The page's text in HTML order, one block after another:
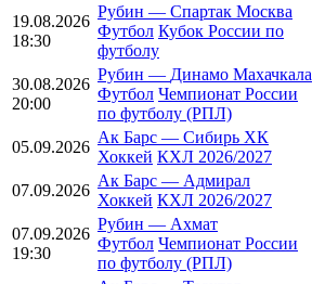
19.08.2026
18:30
Рубин — Спартак Москва
Футбол Кубок России по
футболу
30.08.2026
20:00
Рубин — Динамо Махачкала
Футбол Чемпионат России
по футболу (РПЛ)
05.09.2026
Ак Барс — Сибирь ХК
Хоккей КХЛ 2026/2027
07.09.2026
Ак Барс — Адмирал
Хоккей КХЛ 2026/2027
07.09.2026
19:30
Рубин — Ахмат
Футбол Чемпионат России
по футболу (РПЛ)